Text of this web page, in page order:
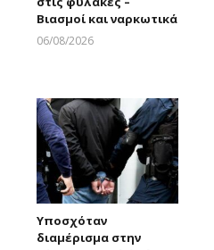
Βιασμοί και ναρκωτικά
06/08/2026
Υποσχόταν
διαμέρισμα στην